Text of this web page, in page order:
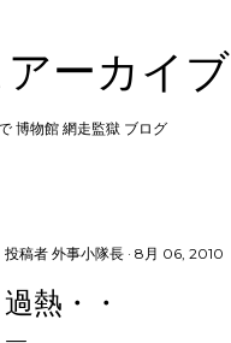
ーカイブ
博物館 網走監獄 ブログ
投稿者 外事小隊長 8月 06, 2010
過熱・・